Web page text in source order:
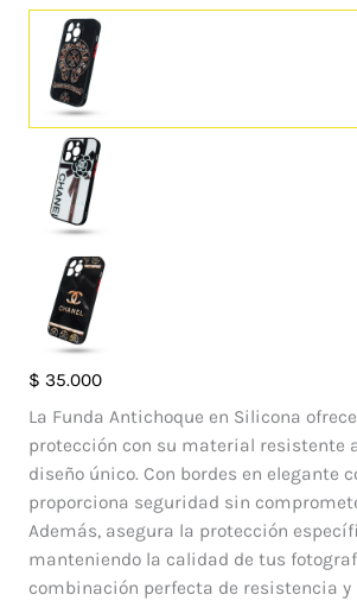
$ 35.000
La Funda Antichoque en Silicona
protección con su material resistente
diseño único. Con bordes en elegante
proporciona seguridad sin
Además, asegura la protección
manteniendo la calidad de tus
combinación perfecta de resistencia y
Case
DD
Iphone
12
Max
cantidad